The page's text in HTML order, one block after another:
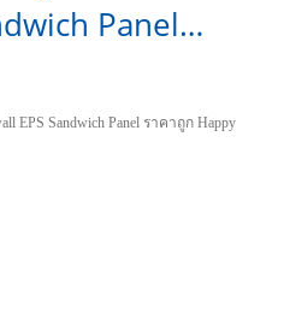
Panel
EPS Sandwich Panel ราคาถูก Happy